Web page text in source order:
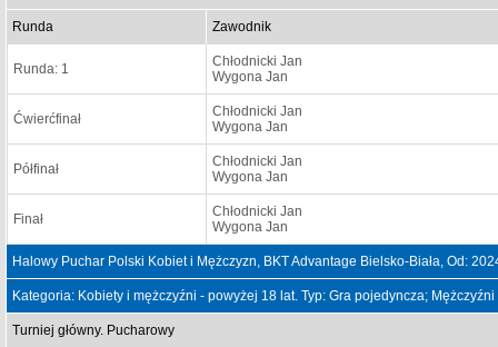
Runda Zawodnik
Runda: 1
Chłodnicki Jan
Wygona Jan
Ćwierćfinał
Chłodnicki Jan
Wygona Jan
Półfinał
Chłodnicki Jan
Wygona Jan
Finał
Chłodnicki Jan
Wygona Jan
Halowy Puchar Polski Kobiet i Mężczyzn, BKT Advantage Bielsko-Biała, Od:
Kategoria: Kobiety i mężczyźni - powyżej 18 lat. Typ: Gra pojedyncza; Mężczyźni
Turniej główny. Pucharowy